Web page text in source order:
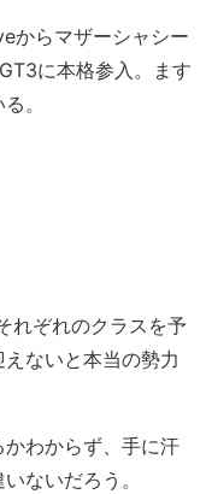
からマザーシャシー
に本格参入。ます
。
れぞれのクラスを予
ないと本当の勢力
わからず、手に汗
ないだろう。